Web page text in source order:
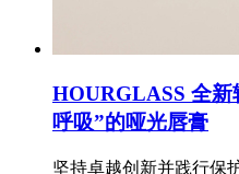
HOURGLASS 全新
呼吸”的哑光唇膏
坚持卓越创新并践行保